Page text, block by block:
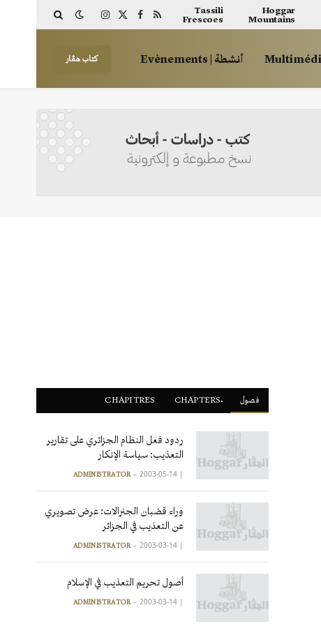
Hoggar
Mountains
Tassili
Frescoes
RSS
Facebook
X
Instagram
أنشطة | Evènements كتاب هڤار
فصول CHAPITRES
ردود فعل النظام الجزائري على تقارير
التعذيب: سياسة الإنكار
|
ADMINISTRATOR 2003-05-14
وراء قضبان الجنرالات: عرض تصويري
عن التعذيب في الجزائر
|
ADMINISTRATOR 2003-03-14
أصول تحريم التعذيب في الإسلام
|
ADMINISTRATOR 2003-03-14